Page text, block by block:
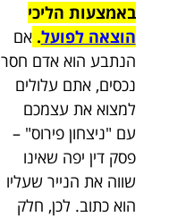
באמצעות הליכי
הוצאה לפועל. אם
הנתבע הוא אדם חסר
נכסים, אתם עלולים
למצוא את עצמכם
עם "ניצחון פירוס" –
פסק דין יפה שאינו
שווה את הנייר שעליו
הוא כתוב. לכן, חלק